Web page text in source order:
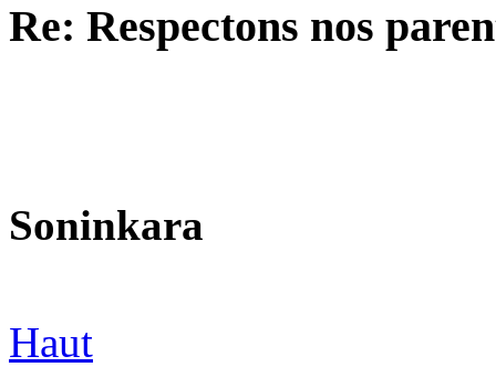
Re: Respectons nos
Soninkara
Haut